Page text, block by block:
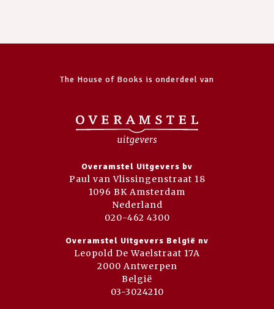
The House of Books is onderdeel van
Overamstel Uitgevers bv
Paul van Vlissingenstraat 18
1096 BK Amsterdam
Nederland
020-462 4300
Overamstel Uitgevers België nv
Leopold De Waelstraat 17A
2000 Antwerpen
België
03-3024210